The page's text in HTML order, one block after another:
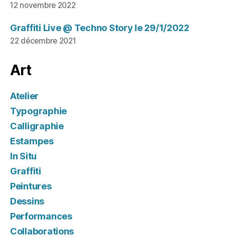
12 novembre 2022
Graffiti Live @ Techno Story le 29/1/2022
22 décembre 2021
Art
Atelier
Typographie
Calligraphie
Estampes
In Situ
Graffiti
Peintures
Dessins
Performances
Collaborations